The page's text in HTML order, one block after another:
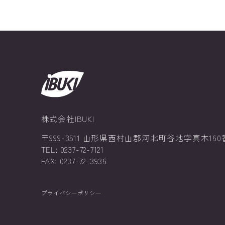
株式会社IBUKI
〒999-3511 山形県西村山郡河北町谷地字真木160
TEL: 0237-72-7121
FAX: 0237-72-3936
プライバシーポリシー